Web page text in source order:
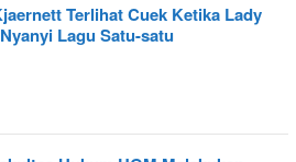
Terlihat Cuek Ketika Lady
Lagu Satu-satu